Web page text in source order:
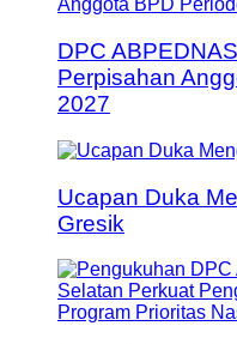
DPC
Perpisahan
2027
Ucapan Duka
Gresik